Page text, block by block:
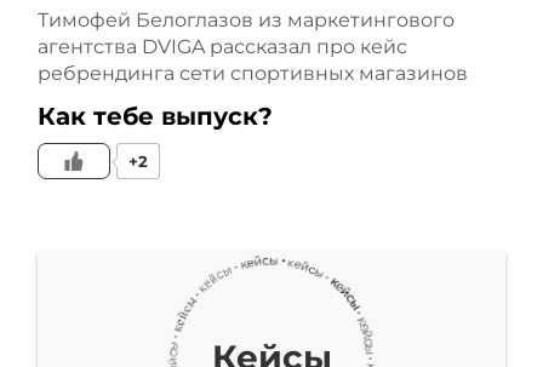
Тимофей Белоглазов из маркетингового
агентства DVIGA рассказал про кейс
ребрендинга сети спортивных магазинов
Как тебе выпуск?
+2
Кейсы